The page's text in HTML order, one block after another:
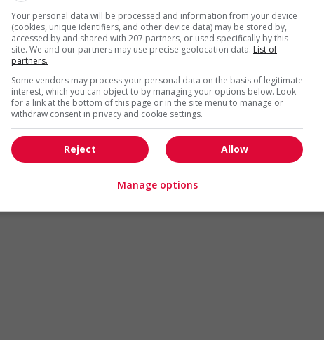
Arts et métiers de la mode Automobile et transport
Cadres supérieurs
Commerce / Offres de services
Comptabilité / Assurance
Construction / Manutention
Droit
Ingénierie / Sciences
Marketing / Communication
Ressources humaines
Tourisme / Hôtellerie
Santé
Your personal data will be processed and information from your device
(cookies, unique identifiers, and other device data) may be stored by,
accessed by and shared with 207 partners, or used specifically by this
site. We and our partners may use precise geolocation data. List of
partners.
Some vendors may process your personal data on the basis of legitimate
interest, which you can object to by managing your options below. Look
for a link at the bottom of this page or in the site menu to manage or
withdraw consent in privacy and cookie settings.
Allow
Reject
Manage options